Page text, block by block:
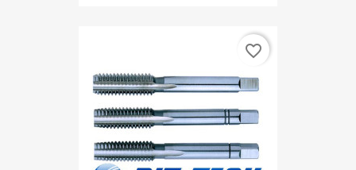
favorite_border